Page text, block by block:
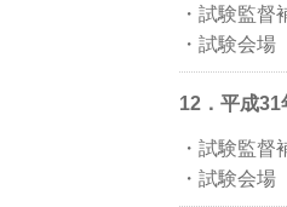
・試験監
・試験会
12．平成
・試験監
・試験会